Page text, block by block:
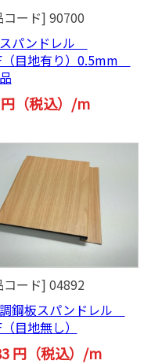
コード] 90700
パンドレル
（目地有り）0.5mm
（税込）/m
コード] 04892
鋼板スパンドレル
目地無し）
円（税込）/m